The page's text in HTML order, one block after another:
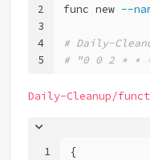
2
3
4
5
func new --
# Daily-
# "0 0 2 * * *"
Daily-Cleanup/
1
{